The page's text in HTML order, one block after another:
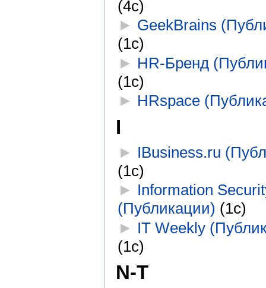
(4с)
► GeekBrains
(1с)
► HR-Бренд
(1с)
► HRspace
I
► IBusiness.ru
(1с)
► Information
(Публикации) (1с)
► IT Weekly
(1с)
N-T